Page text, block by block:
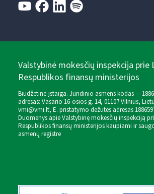
Valstybinė mokesčių inspekcija prie
Respublikos finansų ministerijos
Biudžetinė įstaiga. Juridinio asmens kodas —
adresas: Vasario 16-osios g. 14, 01107 Vilnius,
vmi@vmi.lt, E. pristatymo dėžutės adresas
Duomenys apie Valstybinę mokesčių inspekciją
Respublikos finansų ministerijos kaupiami ir
asmenų registre